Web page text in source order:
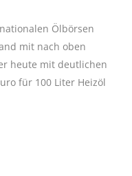
Ölbörsen
mit nach oben
heute mit deutlichen
für 100 Liter Heizöl